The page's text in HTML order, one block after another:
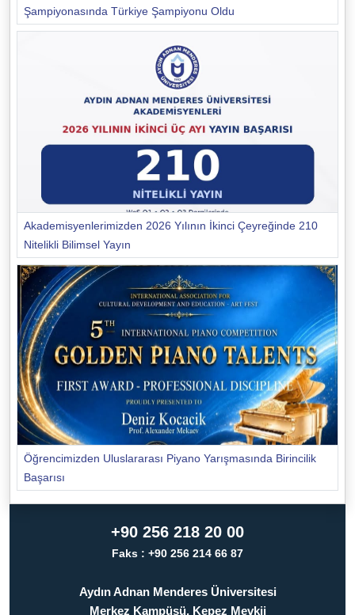
Şampiyonasında Türkiye Şampiyonu Oldu
Akademisyenlerimizden 2026 Yılının İkinci Çeyreğinde 210
Nitelikli Bilimsel Yayın
Öğrencimizden Uluslararası Piyano Yarışmasında Birincilik
Başarısı
+90 256 218 20 00
Faks : +90 256 214 66 87
Aydın Adnan Menderes Üniversitesi
Merkez Kampüsü, Kepez Mevkii